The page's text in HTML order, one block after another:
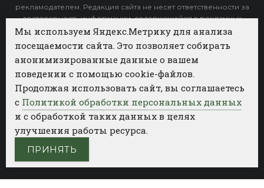
рекламодателем. Редакция сайта не несет ответственности за
достоверность информации, содержащейся в рекламных
объявлениях.
Категории
ФОТОБАНК АГЕНТСТВА БИЗНЕС НОВОСТЕЙ
РЕГИОНЫ ПОЛИТИКА ОБЩЕСТВО
Мы используем Яндекс.Метрику для анализа
посещаемости сайта. Это позволяет собирать
анонимизированные данные о вашем
поведении с помощью cookie-файлов.
Продолжая использовать сайт, вы соглашаетесь
с Политикой обработки персональных данных
и с обработкой таких данных в целях
улучшения работы ресурса.
ПРИНЯТЬ